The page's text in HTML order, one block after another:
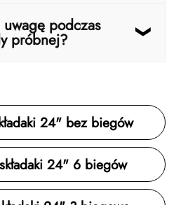
aluminiowe
lekkie, szczególnie jak
podczas
próbnej?
stabilność, wygodna
w mechanizmie
rower od początku wydaje
dobry znak.
24" bez biegów
24" 6 biegów